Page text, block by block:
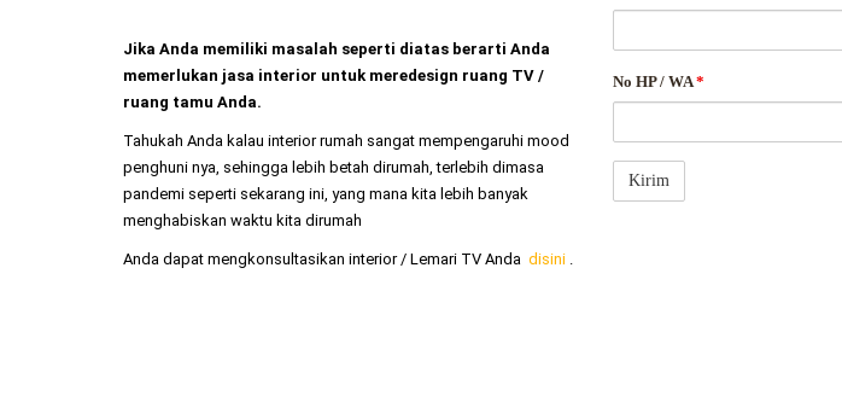
Jika Anda memiliki masalah seperti diatas berarti Anda
memerlukan jasa interior untuk meredesign ruang TV /
ruang tamu Anda.
Tahukah Anda kalau interior rumah sangat mempengaruhi mood
penghuni nya, sehingga lebih betah dirumah, terlebih dimasa
pandemi seperti sekarang ini, yang mana kita lebih banyak
menghabiskan waktu kita dirumah
Anda dapat mengkonsultasikan interior / Lemari TV Anda disini .
No HP / WA*